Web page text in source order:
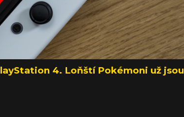
4. Loňští Pokémoni už jsou